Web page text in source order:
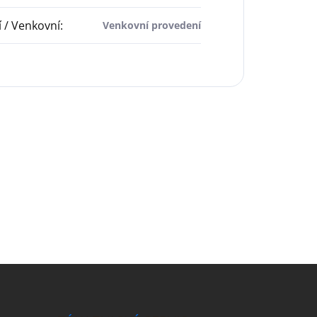
Venkovní: Venkovní provedení